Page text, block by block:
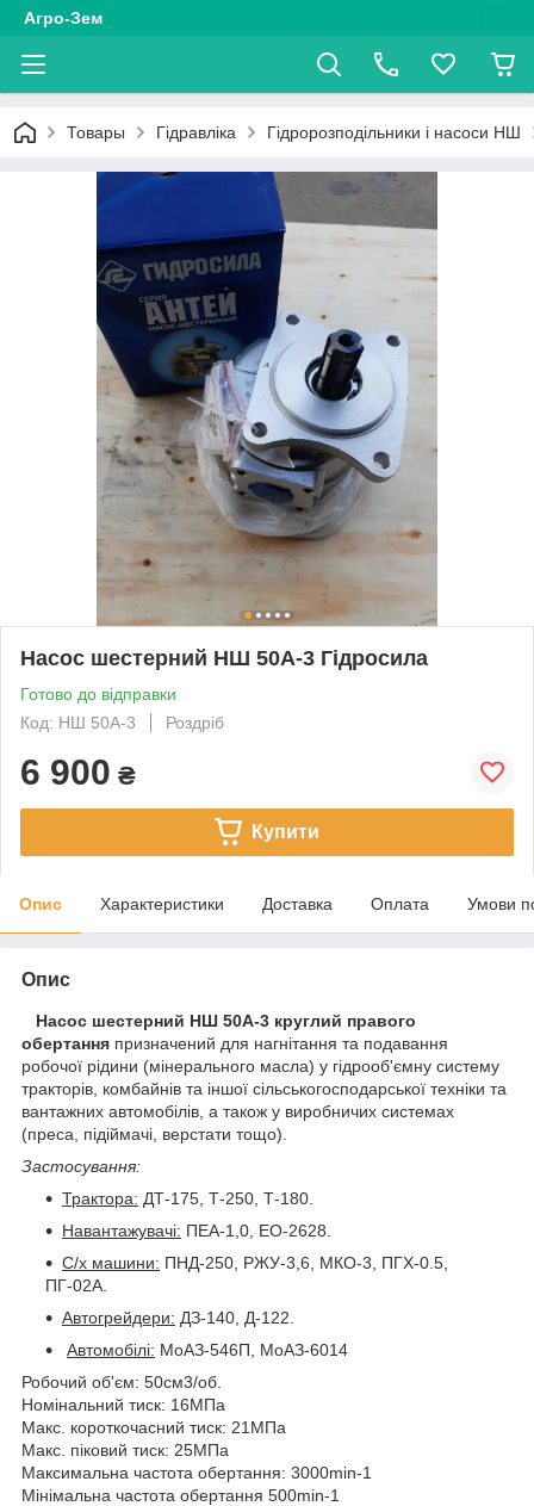
Агро-Зем
Товары Гідравліка Гідророзподільники і насоси НШ
Насос шестерний НШ 50А-3 Гідросила
Готово до відправки
Код: НШ 50А-3
Роздріб
6 900 ₴
Купити
Опис Характеристики Доставка Оплата Умови
Опис
Насос шестерний НШ 50А-3 круглий правого
обертання призначений для нагнітання та подавання
робочої рідини (мінерального масла) у гідрооб'ємну систему
тракторів, комбайнів та іншої сільськогосподарської техніки та
вантажних автомобілів, а також у виробничих системах
(преса, підіймачі, верстати тощо).
Застосування:
Трактора: ДТ-175, Т-250, Т-180.
Навантажувачі: ПЕА-1,0, ЕО-2628.
С/х машини: ПНД-250, РЖУ-3,6, МКО-3, ПГХ-0.5,
ПГ-02А.
Автогрейдери: ДЗ-140, Д-122.
Автомобілі: МоАЗ-546П, МоАЗ-6014
Робочий об'єм: 50см3/об.
Номінальний тиск: 16МПа
Макс. короткочасний тиск: 21МПа
Макс. піковий тиск: 25МПа
Максимальна частота обертання: 3000min-1
Мінімальна частота обертання 500min-1